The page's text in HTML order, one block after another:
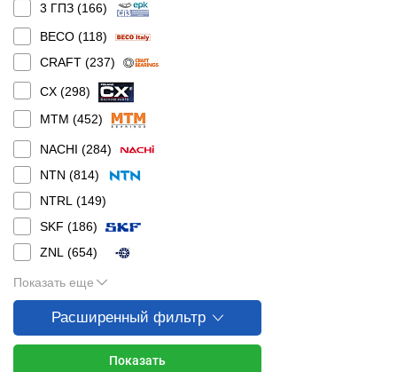
3 ГПЗ (166)
BECO (118)
CRAFT (237)
CX (298)
MTM (452)
NACHI (284)
NTN (814)
NTRL (149)
SKF (186)
ZNL (654)
Показать еще
Расширенный фильтр